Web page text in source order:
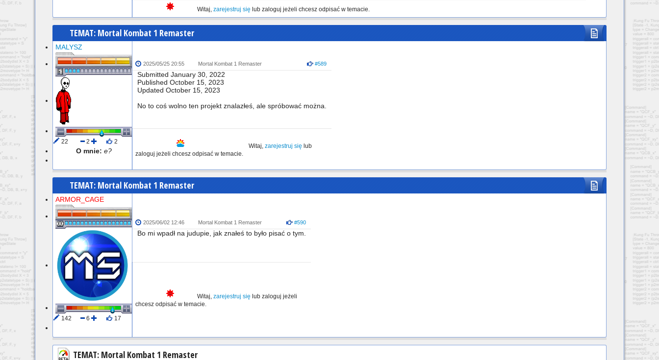
Witaj, zarejestruj się lub zaloguj jeżeli chcesz odpisać w temacie.
TEMAT: Mortal Kombat 1 Remaster
MALYSZ
22 2 2
O mnie: e?
2025/05/25 20:55 Mortal Kombat 1 Remaster #589
Submitted January 30, 2022
Published October 15, 2023
Updated October 15, 2023
No to coś wolno ten projekt znalazłeś, ale spróbować można.
Witaj, zarejestruj się lub
zaloguj jeżeli chcesz odpisać w temacie.
TEMAT: Mortal Kombat 1 Remaster
ARMOR_CAGE
142 6
17
2025/06/02 12:46 Mortal Kombat 1 Remaster #590
Bo mi wpadł na judupie, jak znałeś to było pisać o tym.
Witaj, zarejestruj się lub zaloguj jeżeli
chcesz odpisać w temacie.
TEMAT: Mortal Kombat 1 Remaster